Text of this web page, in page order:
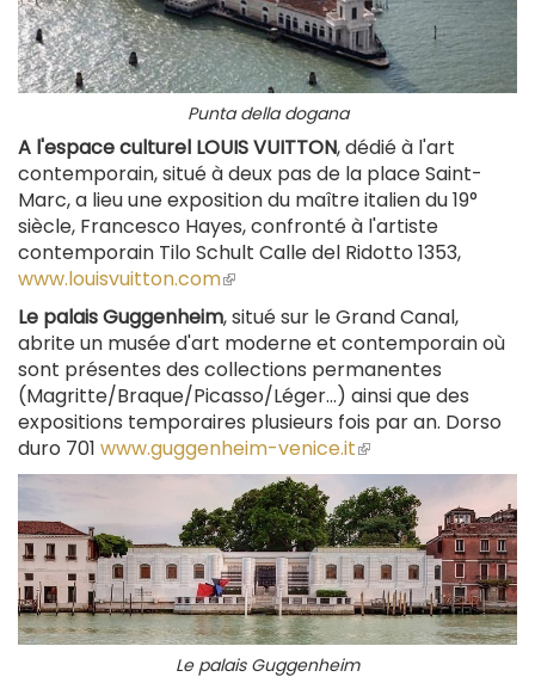
Punta della dogana
A l'espace culturel LOUIS VUITTON, dédié à l'art
contemporain, situé à deux pas de la place Saint-
Marc, a lieu une exposition du maître italien du 19°
siècle, Francesco Hayes, confronté à l'artiste
contemporain Tilo Schult Calle del Ridotto 1353,
www.louisvuitton.com(le
lien
est
externe)
Le palais Guggenheim, situé sur le Grand Canal,
abrite un musée d'art moderne et contemporain où
sont présentes des collections permanentes
(Magritte/Braque/Picasso/Léger...) ainsi que des
expositions temporaires plusieurs fois par an. Dorso
duro 701 www.guggenheim-venice.it(le
lien
est
externe)
Le palais Guggenheim